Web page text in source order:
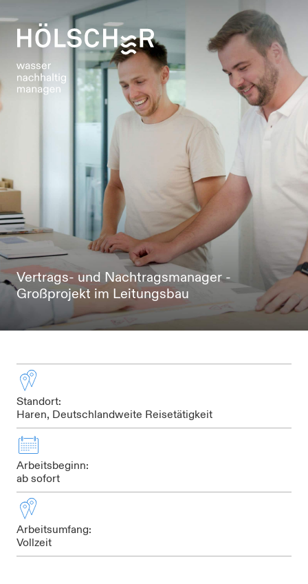
Vertrags- und Nachtragsmanager -
Großprojekt im Leitungsbau
Standort:
Haren, Deutschlandweite Reisetätigkeit
Arbeitsbeginn:
ab sofort
Arbeitsumfang:
Vollzeit